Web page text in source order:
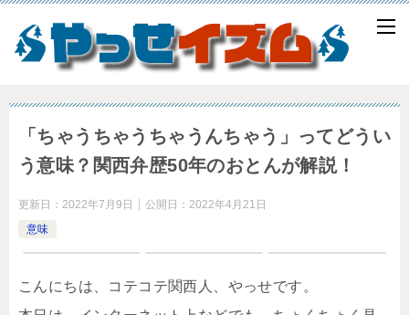
「ちゃうちゃうちゃうんちゃう」ってどうい
う意味？関西弁歴50年のおとんが解説！
更新日： 2022年7月9日 公開日： 2022年4月21日
意味
こんにちは、コテコテ関西人、やっせです。